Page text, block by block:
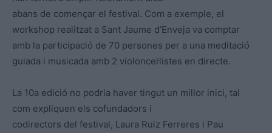
abans de començar el festival. Com a exemple, el
workshop realitzat a Sant Jaume d’Enveja va comptar
amb la participació de 70 persones per a una meditació
guiada i musicada amb 2 violoncel·listes en directe.
La 10a edició no podria haver tingut un millor inici, tal
com expliquen els cofundadors i
codirectors del festival, Laura Ruiz Ferreres i Pau